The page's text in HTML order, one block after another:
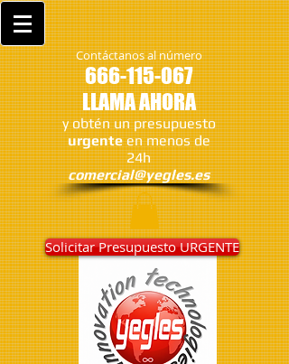
Contáctanos al número
666-115-067
LLAMA AHORA
y obtén un presupuesto
urgenteen menos de
24h
comercial@yegles.es
Solicitar Presupuesto URGENTE